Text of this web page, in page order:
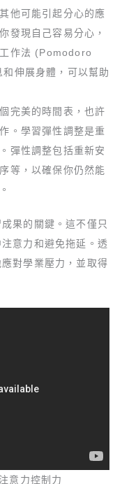
他可能引起分心的應
發現自己容易分心，
作法 (Pomodoro
伸展身體，可以幫助
完美的時間表，也許
。學習彈性調整是重
彈性調整包括重新安
等，以確保你仍然能
果的關鍵。這不僅只
意力和避免拖延。透
對學業壓力，並取得
意力控制力